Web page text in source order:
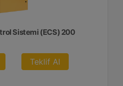
Sistemi (ECS) 200
Teklif Al